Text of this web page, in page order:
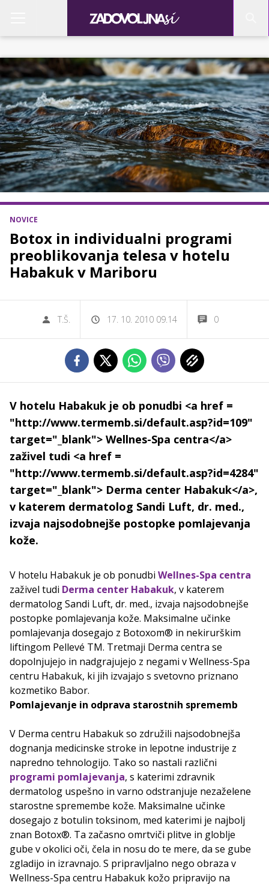
NOVICE
Botox in individualni programi
preoblikovanja telesa v hotelu
Habakuk v Mariboru
T.Š. 17. 10. 2010 09.14 0
V hotelu Habakuk je ob ponudbi <a href =
"http://www.termemb.si/default.asp?id=109"
target="_blank"> Wellnes-Spa centra</a>
zaživel tudi <a href =
"http://www.termemb.si/default.asp?id=4284"
target="_blank"> Derma center Habakuk</a>,
v katerem dermatolog Sandi Luft, dr. med.,
izvaja najsodobnejše postopke pomlajevanja
kože.
V hotelu Habakuk je ob ponudbi Wellnes-Spa centra
zaživel tudi Derma center Habakuk, v katerem
dermatolog Sandi Luft, dr. med., izvaja najsodobnejše
postopke pomlajevanja kože. Maksimalne učinke
pomlajevanja dosegajo z Botoxom® in nekirurškim
liftingom Pellevé TM. Tretmaji Derma centra se
dopolnjujejo in nadgrajujejo z negami v Wellness-Spa
centru Habakuk, ki jih izvajajo s svetovno priznano
kozmetiko Babor.
Pomlajevanje in odprava starostnih sprememb
V Derma centru Habakuk so združili najsodobnejša
dognanja medicinske stroke in lepotne industrije z
napredno tehnologijo. Tako so nastali različni
programi pomlajevanja, s katerimi zdravnik
dermatolog uspešno in varno odstranjuje nezaželene
starostne spremembe kože. Maksimalne učinke
dosegajo z botulin toksinom, med katerimi je najbolj
znan Botox®. Ta začasno omrtviči plitve in globlje
gube v okolici oči, čela in nosu do te mere, da se gube
zgladijo in izravnajo. S pripravljalno nego obraza v
Wellness-Spa centru Habakuk kožo pripravijo na